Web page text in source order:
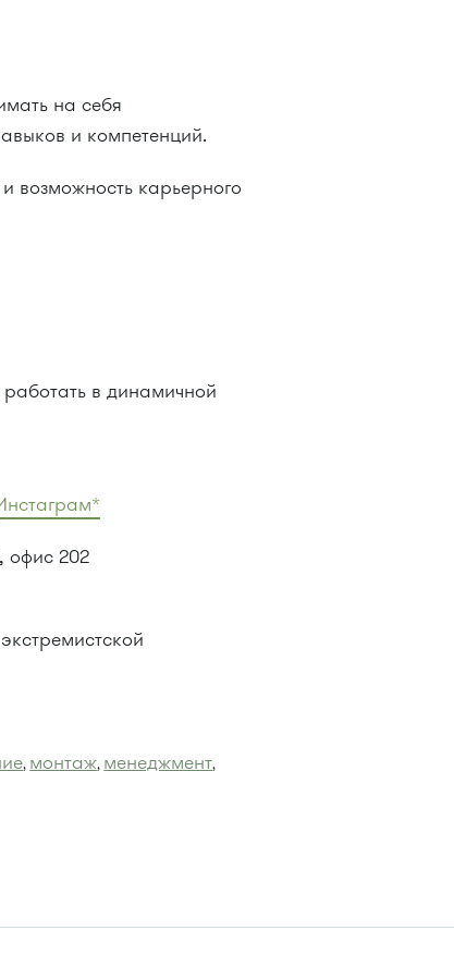
на себя
и компетенций.
возможность карьерного
в динамичной
офис 202
, монтаж, менеджмент,